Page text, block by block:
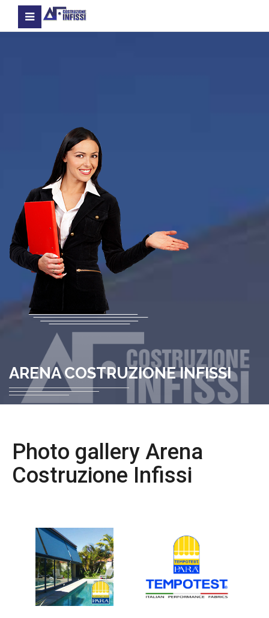
ARENA COSTRUZIONE INFISSI
Photo gallery Arena
Costruzione Infissi